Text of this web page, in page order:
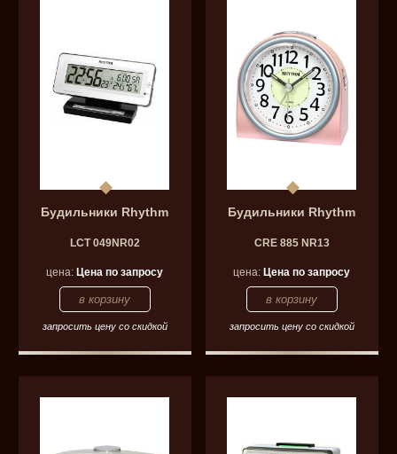
Будильники Rhythm
LCT 049NR02
цена:Цена по запросу
запросить цену со скидкой
Будильники Rhythm
CRE 885 NR13
цена:Цена по запросу
запросить цену со скидкой